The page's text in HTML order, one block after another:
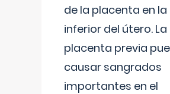
de la placenta en
inferior del útero. La
placenta previa
causar sangrados
importantes en el